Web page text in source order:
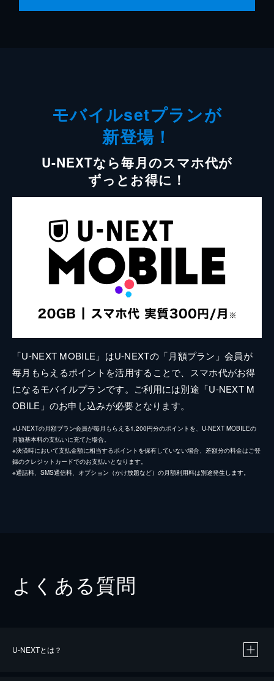
モバイルsetプランが
新登場！
U-NEXTなら毎月のスマホ代が
ずっとお得に！
「U-NEXT MOBILE」はU-NEXTの「月額プラン」会員が
毎月もらえるポイントを活用することで、スマホ代がお得
になるモバイルプランです。ご利用には別途「U-NEXT M
OBILE」のお申し込みが必要となります。
※U-NEXTの月額プラン会員が毎月もらえる1,200円分のポイントを、U-NEXT MOBILEの
月額基本料の支払いに充てた場合。
※決済時において支払金額に相当するポイントを保有していない場合、差額分の料金はご登
録のクレジットカードでのお支払いとなります。
※通話料、SMS通信料、オプション（かけ放題など）の月額利用料は別途発生します。
よくある質問
U-NEXTとは？